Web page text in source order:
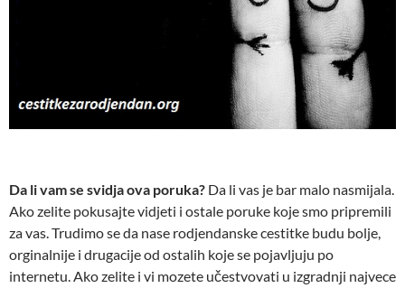
Da li vam se svidja ova poruka? Da li vas je bar malo nasmijala.
Ako zelite pokusajte vidjeti i ostale poruke koje smo pripremili
za vas. Trudimo se da nase rodjendanske cestitke budu bolje,
orginalnije i drugacije od ostalih koje se pojavljuju po
internetu. Ako zelite i vi mozete učestvovati u izgradnji najvece